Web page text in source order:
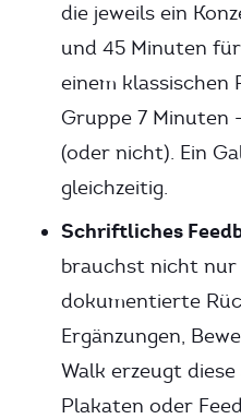
die jeweils ein
und 45 Minuten
einem klassischen
Gruppe 7 Minuten
(oder nicht). Ein
gleichzeitig.
Schriftliches
brauchst nicht nur
dokumentierte
Ergänzungen,
Walk erzeugt
Plakaten oder